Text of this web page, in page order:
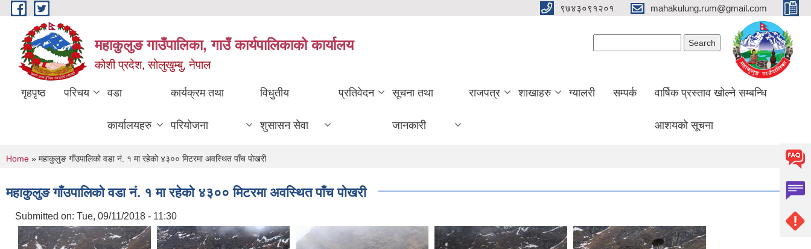
Skip to main content ९७४३०९१२०१ mahakulung.rum@gmail.com
महाकुलुङ गाउँपालिका, गाउँ कार्यपालिकाको कार्यालय
कोशी प्रदेश, सोलुखुम्बु, नेपाल
गृहपृष्ठ परिचय वडा
कार्यालयहरु
कार्यक्रम तथा
परियोजना
विधुतीय
शुसासन सेवा
प्रतिवेदन सूचना तथा
जानकारी
राजपत्र शाखाहरु ग्यालरी सम्पर्क वार्षिक प्रस्ताव खोल्ने सम्बन्धि
आशयको सूचना
You are here
Home » महाकुलुङ गाँउपालिको वडा नं. १ मा रहेको ४३०० मिटरमा अवस्थित पाँच पोखरी
महाकुलुङ गाँउपालिको वडा नं. १ मा रहेको ४३०० मिटरमा अवस्थित पाँच पोखरी
Submitted on: Tue, 09/11/2018 - 11:30